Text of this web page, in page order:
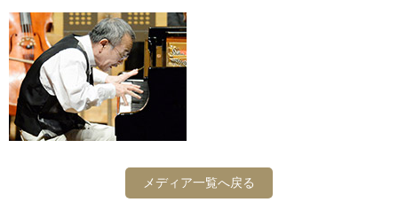
メディア一覧へ戻る